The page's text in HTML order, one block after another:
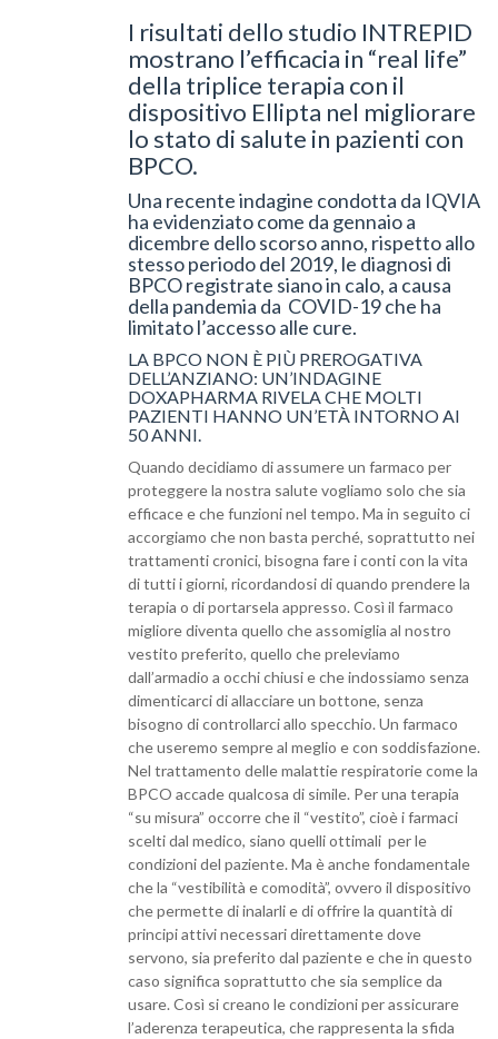
I risultati dello studio INTREPID
mostrano l’efficacia in “real life”
della triplice terapia con il
dispositivo Ellipta nel migliorare
lo stato di salute in pazienti con
BPCO.
Una recente indagine condotta da IQVIA
ha evidenziato come da gennaio a
dicembre dello scorso anno, rispetto allo
stesso periodo del 2019, le diagnosi di
BPCO registrate siano in calo, a causa
della pandemia da COVID-19 che ha
limitato l’accesso alle cure.
LA BPCO NON È PIÙ PREROGATIVA
DELL’ANZIANO: UN’INDAGINE
DOXAPHARMA RIVELA CHE MOLTI
PAZIENTI HANNO UN’ETÀ INTORNO AI
50 ANNI.
Quando decidiamo di assumere un farmaco per
proteggere la nostra salute vogliamo solo che sia
efficace e che funzioni nel tempo. Ma in seguito ci
accorgiamo che non basta perché, soprattutto nei
trattamenti cronici, bisogna fare i conti con la vita
di tutti i giorni, ricordandosi di quando prendere la
terapia o di portarsela appresso. Così il farmaco
migliore diventa quello che assomiglia al nostro
vestito preferito, quello che preleviamo
dall’armadio a occhi chiusi e che indossiamo senza
dimenticarci di allacciare un bottone, senza
bisogno di controllarci allo specchio. Un farmaco
che useremo sempre al meglio e con soddisfazione.
Nel trattamento delle malattie respiratorie come la
BPCO accade qualcosa di simile. Per una terapia
“su misura” occorre che il “vestito”, cioè i farmaci
scelti dal medico, siano quelli ottimali per le
condizioni del paziente. Ma è anche fondamentale
che la “vestibilità e comodità”, ovvero il dispositivo
che permette di inalarli e di offrire la quantità di
principi attivi necessari direttamente dove
servono, sia preferito dal paziente e che in questo
caso significa soprattutto che sia semplice da
usare. Così si creano le condizioni per assicurare
l’aderenza terapeutica, che rappresenta la sfida